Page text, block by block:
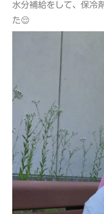
水分補給をして、保冷
た😌